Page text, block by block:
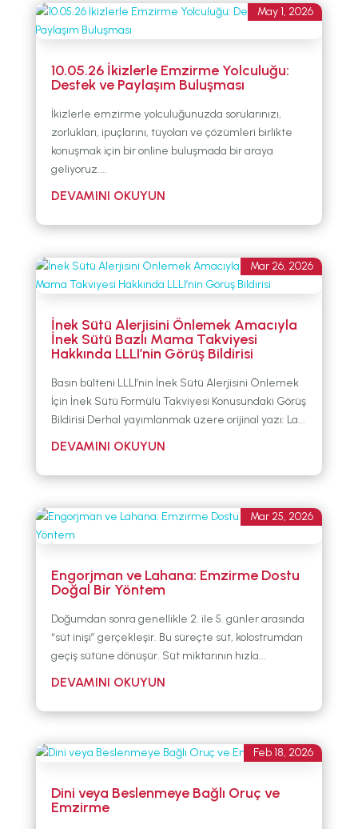
10.05.26 İkizlerle Emzirme Yolculuğu:
Destek ve Paylaşım Buluşması
May 1, 2026
İkizlerle emzirme yolculuğunuzda sorularınızı,
zorlukları, ipuçlarını, tüyoları ve çözümleri birlikte
konuşmak için bir online buluşmada bir araya
geliyoruz....
İnek Sütü Alerjisini Önlemek Amacıyla
İnek Sütü Bazlı Mama Takviyesi
Hakkında LLLI’nin Görüş Bildirisi
Mar 26, 2026
Basın bülteni LLLI’nin İnek Sütü Alerjisini Önlemek
İçin İnek Sütü Formülü Takviyesi Konusundaki Görüş
Bildirisi Derhal yayımlanmak üzere orijinal yazı: La...
Engorjman ve Lahana: Emzirme Dostu
Doğal Bir Yöntem
Mar 25, 2026
Doğumdan sonra genellikle 2. ile 5. günler arasında
“süt inişi” gerçekleşir. Bu süreçte süt, kolostrumdan
geçiş sütüne dönüşür. Süt miktarının hızla...
Dini veya Beslenmeye Bağlı Oruç ve
Emzirme
Feb 18, 2026